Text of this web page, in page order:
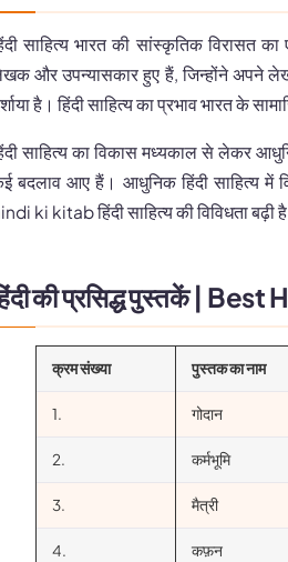
साहित्य भारत की सांस्कृतिक विरासत
और उपन्यासकार हुए हैं, जिन्होंने अपने
है। हिंदी साहित्य का प्रभाव भारत के
साहित्य का विकास मध्यकाल से लेकर
बदलाव आए हैं। आधुनिक हिंदी साहित्य में
ki kitab हिंदी साहित्य की विविधता बढ़ी
की प्रसिद्ध पुस्तकें |
क्रम संख्या पुस्तक का नाम
1. गोदान
2. कर्मभूमि
3. मैत्री
4. कफ़न